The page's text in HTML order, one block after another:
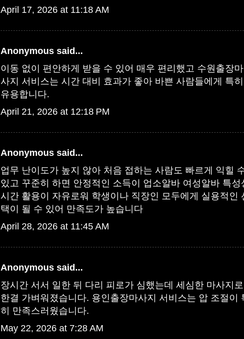
April 17, 2026 at 11:18 AM
Anonymous said...
이동 없이 편안하게 받을 수 있어 매우 편리했고 수원출장마
사지 서비스는 시간 대비 효과가 좋아 바쁜 사람들에게 특히
유용합니다.
April 21, 2026 at 12:18 PM
Anonymous said...
업무 난이도가 높지 않아 처음 접하는 사람도 빠르게 익힐
있고 꾸준히 하면 안정적인 소득이 업소알바 여성알바 특성
시간 활용이 자유로워 학생이나 직장인 모두에게 실용적인
택이 될 수 있어 만족도가 높습니다
April 28, 2026 at 11:45 AM
Anonymous said...
장시간 서서 일한 뒤 다리 피로가 심했는데 세심한 마사지로
한결 가벼워졌습니다. 용인출장마사지 서비스는 압 조절이
히 만족스러웠습니다.
May 22, 2026 at 7:28 AM